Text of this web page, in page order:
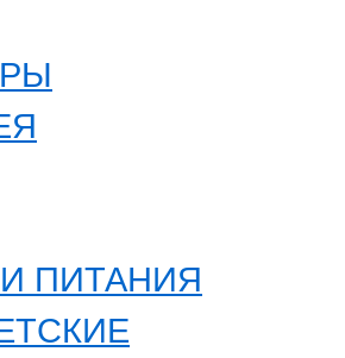
ПИТАНИЯ